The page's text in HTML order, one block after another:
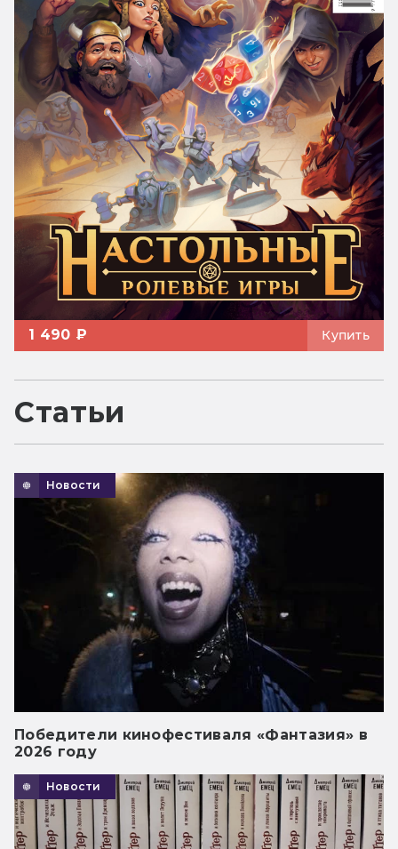
1 490 ₽ Купить
Статьи
Новости
Победители кинофестиваля «Фантазия» в
2026 году
Новости